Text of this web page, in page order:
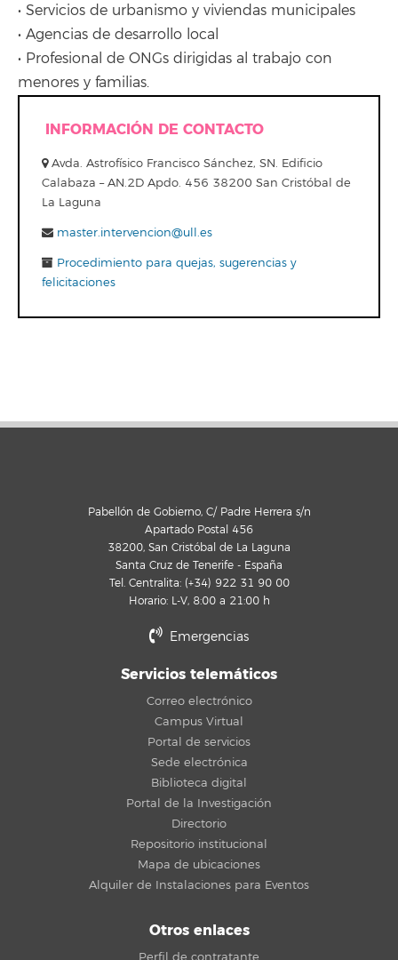
• Servicios de urbanismo y viviendas municipales
• Agencias de desarrollo local
• Profesional de ONGs dirigidas al trabajo con
menores y familias.
INFORMACIÓN DE CONTACTO
Avda. Astrofísico Francisco Sánchez, SN. Edificio
Calabaza – AN.2D Apdo. 456 38200 San Cristóbal de
La Laguna
master.intervencion@ull.es
Procedimiento para quejas, sugerencias y
felicitaciones
Pabellón de Gobierno, C/ Padre Herrera s/n
Apartado Postal 456
38200, San Cristóbal de La Laguna
Santa Cruz de Tenerife - España
Tel. Centralita: (+34) 922 31 90 00
Horario: L-V, 8:00 a 21:00 h
Emergencias
Servicios telemáticos
Correo electrónico
Campus Virtual
Portal de servicios
Sede electrónica
Biblioteca digital
Portal de la Investigación
Directorio
Repositorio institucional
Mapa de ubicaciones
Alquiler de Instalaciones para Eventos
Otros enlaces
Perfil de contratante